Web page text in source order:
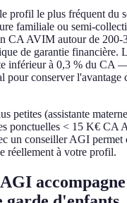
profil le plus fréquent du
familiale ou semi-
CA AVIM autour de 200-
de garantie financière.
inférieur à 0,3 % du CA
pour conserver l'avantage
petites (assistante
ponctuelles < 15 K€ CA
un conseiller AGI permet
réellement à votre profil.